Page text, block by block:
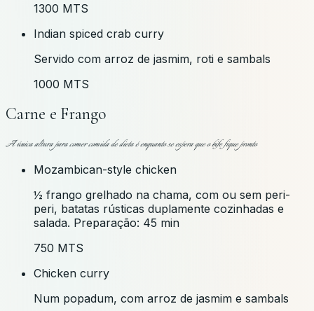
1300 MTS
Indian spiced crab curry
Servido com arroz de jasmim, roti e sambals
1000 MTS
Carne e Frango
A única altura para comer comida de dieta é enquanto se espera que o bife fique pronto
Mozambican-style chicken
½ frango grelhado na chama, com ou sem peri-
peri, batatas rústicas duplamente cozinhadas e
salada. Preparação: 45 min
750 MTS
Chicken curry
Num popadum, com arroz de jasmim e sambals